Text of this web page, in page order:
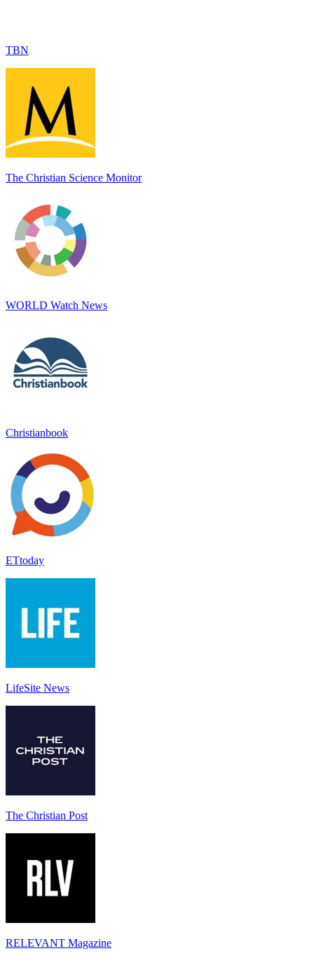
TBN
The Christian Science Monitor
WORLD Watch News
Christianbook
ETtoday
LifeSite News
The Christian Post
RELEVANT Magazine